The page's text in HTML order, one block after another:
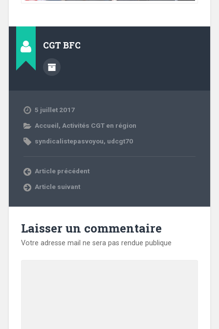
CGT BFC
5 juillet 2017
Accueil, Activités CGT en région
syndicalistepasvoyou, udcgt70
Article précédent
Article suivant
Laisser un commentaire
Votre adresse mail ne sera pas rendue publique